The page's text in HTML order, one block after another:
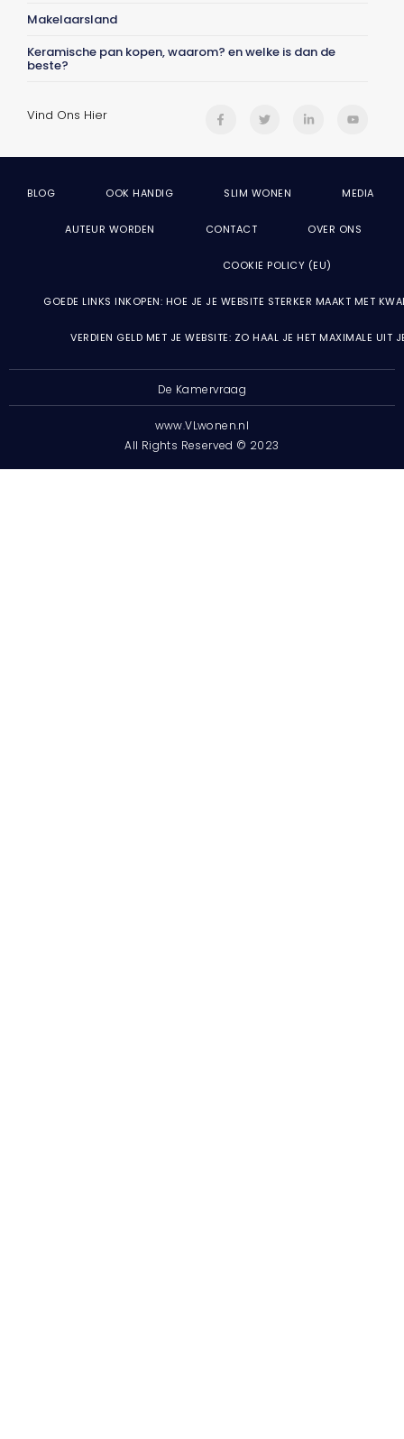
Makelaarsland
Keramische pan kopen, waarom? en welke is dan de
beste?
Vind Ons Hier
BLOG OOK HANDIG SLIM WONEN MEDIA
AUTEUR WORDEN CONTACT OVER ONS
COOKIE POLICY (EU)
GOEDE LINKS INKOPEN: HOE JE JE WEBSITE STERKER MAAKT MET
VERDIEN GELD MET JE WEBSITE: ZO HAAL JE HET MAXIMALE UIT
De Kamervraag
www.VLwonen.nl
All Rights Reserved © 2023